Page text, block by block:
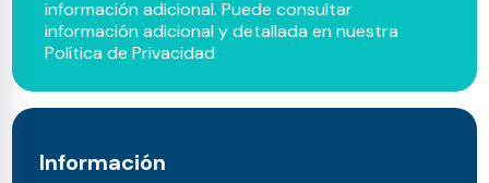
información adicional. Puede consultar
información adicional y detallada en nuestra
Política de Privacidad
Información